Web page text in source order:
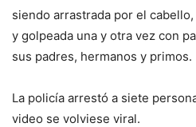
siendo arrastrada por el
y golpeada una y otra vez con
sus padres, hermanos y primos.
La policía arrestó a siete
video se volviese viral.